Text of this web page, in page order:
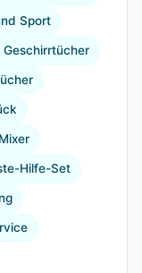
Sport
Geschirrtücher
Mixer
Hilfe-Set